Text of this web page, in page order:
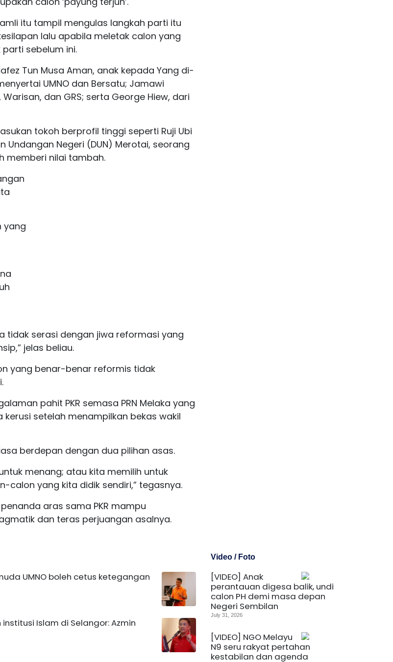
itu tampil mengulas langkah parti itu
lalu apabila meletak calon yang
sebelum ini.
Tun Musa Aman, anak kepada Yang di-
UMNO dan Bersatu; Jamawi
dan GRS; serta George Hiew, dari
tokoh berprofil tinggi seperti Ruji Ubi
Undangan Negeri (DUN) Merotai, seorang
memberi nilai tambah.
yang
tidak serasi dengan jiwa reformasi yang
jelas beliau.
yang benar-benar reformis tidak
pahit PKR semasa PRN Melaka yang
setelah menampilkan bekas wakil
berdepan dengan dua pilihan asas.
menang; atau kita memilih untuk
calon yang kita didik sendiri,” tegasnya.
aras sama PKR mampu
dan teras perjuangan asalnya.
UMNO boleh cetus ketegangan
institusi Islam di Selangor: Azmin
Video / Foto
[VIDEO] Anak
perantauan digesa balik, undi
calon PH demi masa depan
Negeri Sembilan
July 31, 2026
[VIDEO] NGO Melayu
N9 seru rakyat pertahan
kestabilan dan agenda